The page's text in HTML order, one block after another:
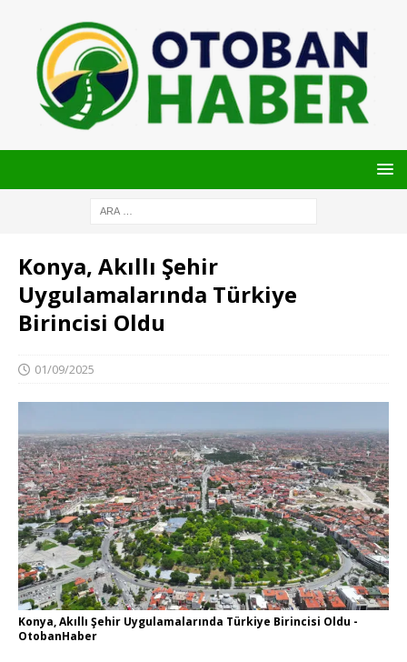
Konya, Akıllı Şehir
Uygulamalarında Türkiye
Birincisi Oldu
01/09/2025
Konya, Akıllı Şehir Uygulamalarında Türkiye Birincisi Oldu -
OtobanHaber